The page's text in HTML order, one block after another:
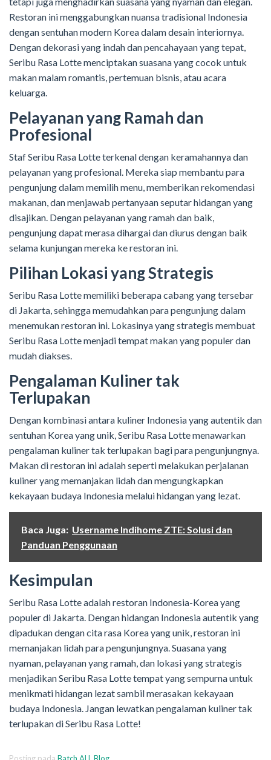
Restoran ini menggabungkan nuansa tradisional Indonesia
dengan sentuhan modern Korea dalam desain interiornya.
Dengan dekorasi yang indah dan pencahayaan yang tepat,
Seribu Rasa Lotte menciptakan suasana yang cocok untuk
makan malam romantis, pertemuan bisnis, atau acara
keluarga.
Pelayanan yang Ramah dan
Profesional
Staf Seribu Rasa Lotte terkenal dengan keramahannya dan
pelayanan yang profesional. Mereka siap membantu para
pengunjung dalam memilih menu, memberikan rekomendasi
makanan, dan menjawab pertanyaan seputar hidangan yang
disajikan. Dengan pelayanan yang ramah dan baik,
pengunjung dapat merasa dihargai dan diurus dengan baik
selama kunjungan mereka ke restoran ini.
Pilihan Lokasi yang Strategis
Seribu Rasa Lotte memiliki beberapa cabang yang tersebar
di Jakarta, sehingga memudahkan para pengunjung dalam
menemukan restoran ini. Lokasinya yang strategis membuat
Seribu Rasa Lotte menjadi tempat makan yang populer dan
mudah diakses.
Pengalaman Kuliner tak
Terlupakan
Dengan kombinasi antara kuliner Indonesia yang autentik dan
sentuhan Korea yang unik, Seribu Rasa Lotte menawarkan
pengalaman kuliner tak terlupakan bagi para pengunjungnya.
Makan di restoran ini adalah seperti melakukan perjalanan
kuliner yang memanjakan lidah dan mengungkapkan
kekayaan budaya Indonesia melalui hidangan yang lezat.
Baca Juga: Username Indihome ZTE: Solusi dan
Panduan Penggunaan
Kesimpulan
Seribu Rasa Lotte adalah restoran Indonesia-Korea yang
populer di Jakarta. Dengan hidangan Indonesia autentik yang
dipadukan dengan cita rasa Korea yang unik, restoran ini
memanjakan lidah para pengunjungnya. Suasana yang
nyaman, pelayanan yang ramah, dan lokasi yang strategis
menjadikan Seribu Rasa Lotte tempat yang sempurna untuk
menikmati hidangan lezat sambil merasakan kekayaan
budaya Indonesia. Jangan lewatkan pengalaman kuliner tak
terlupakan di Seribu Rasa Lotte!